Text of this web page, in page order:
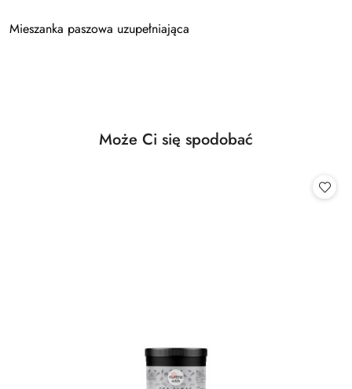
Mieszanka paszowa uzupełniająca
Pomiń karuzelę produktów
Produkty
Może Ci się spodobać